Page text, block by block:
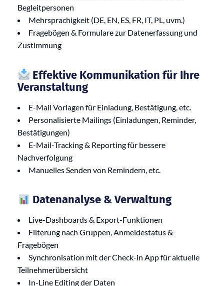
Begleitpersonen
Mehrsprachigkeit (DE, EN, ES, FR, IT, PL, uvm.)
Fragebögen & Formulare zur Datenerfassung und
Zustimmung
Effektive Kommunikation für Ihre
Veranstaltung
E-Mail Vorlagen für Einladung, Bestätigung, etc.
Personalisierte Mailings (Einladungen, Reminder,
Bestätigungen)
E-Mail-Tracking & Reporting für bessere
Nachverfolgung
Manuelles Senden von Remindern, etc.
Datenanalyse & Verwaltung
Live-Dashboards & Export-Funktionen
Filterung nach Gruppen, Anmeldestatus &
Fragebögen
Synchronisation mit der Check-in App für aktuelle
Teilnehmerübersicht
In-Line Editing der Daten